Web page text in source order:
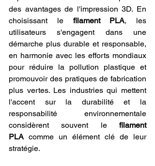
des avantages de l'impression 3D. En
choisissant le filament PLA, les
utilisateurs s'engagent dans une
démarche plus durable et responsable,
en harmonie avec les efforts mondiaux
pour réduire la pollution plastique et
promouvoir des pratiques de fabrication
plus vertes. Les industries qui mettent
l'accent sur la durabilité et la
responsabilité environnementale
considèrent souvent le filament
PLA comme un élément clé de leur
stratégie.